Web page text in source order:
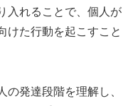
入れることで、個人が
けた行動を起こすこと
発達段階を理解し、